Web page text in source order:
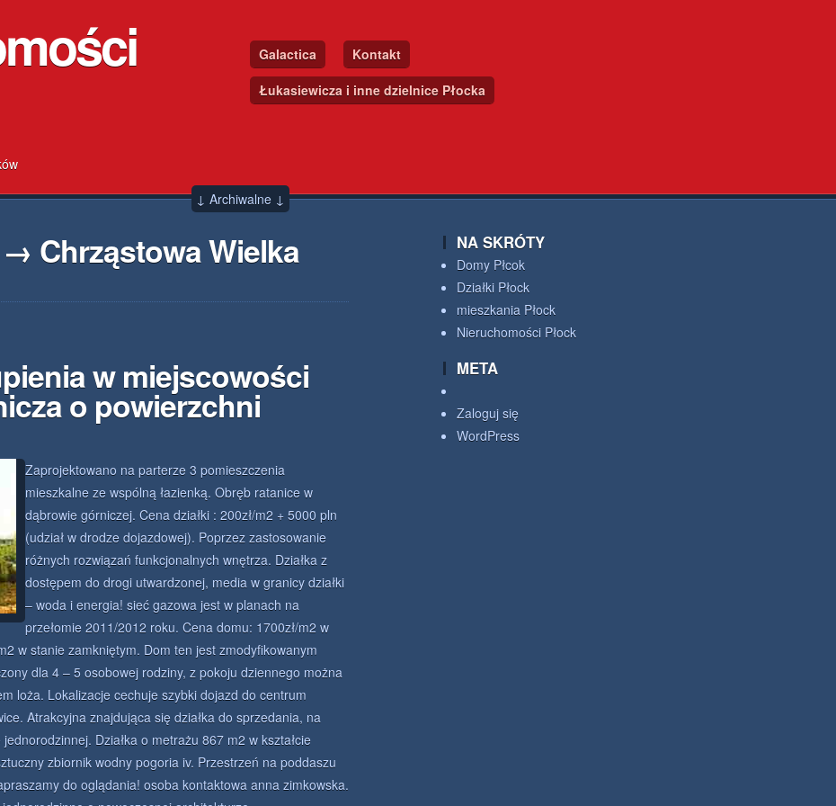
Galactica
Kontakt
Łukasiewicza i inne dzielnice Płocka
↓ Archiwalne ↓
Chrząstowa Wielka
w miejscowości
o powierzchni
Zaprojektowano na parterze 3 pomieszczenia
mieszkalne ze wspólną łazienką. Obręb ratanice w
dąbrowie górniczej. Cena działki : 200zł/m2 + 5000 pln
(udział w drodze dojazdowej). Poprzez zastosowanie
różnych rozwiązań funkcjonalnych wnętrza. Działka z
dostępem do drogi utwardzonej, media w granicy działki
– woda i energia! sieć gazowa jest w planach na
przełomie 2011/2012 roku. Cena domu: 1700zł/m2 w
w stanie zamkniętym. Dom ten jest zmodyfikowanym
dla 4 – 5 osobowej rodziny, z pokoju dziennego można
loża. Lokalizacje cechuje szybki dojazd do centrum
Atrakcyjna znajdująca się działka do sprzedania, na
Działka o metrażu 867 m2 w kształcie
zbiornik wodny pogoria iv. Przestrzeń na poddaszu
do oglądania! osoba kontaktowa anna zimkowska.
NA SKRÓTY
Domy Płcok
Działki Płock
mieszkania Płock
Nieruchomości Płock
META
Zaloguj się
WordPress